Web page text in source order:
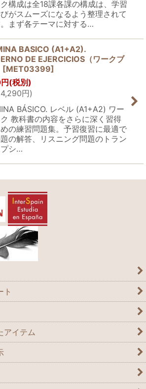
構成は全18課各課の構成は、学習
がスムーズになるよう整理されて
まず各テーマに対する…
BASICO (A1+A2).
DE EJERCICIOS（ワークブ
[MET03399]
円 (税別)
4,290円)
BÁSICO. レベル (A1+A2) ワー
教科書の内容をさらに深く習得
の練習問題集。予習復習に最適で
の解答、リスニング問題のトラン
シ…
ト
アイテム